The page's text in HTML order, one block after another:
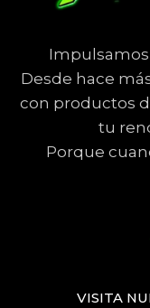
Impulsamos
Desde hace
con productos
tu
Porque
VISITA